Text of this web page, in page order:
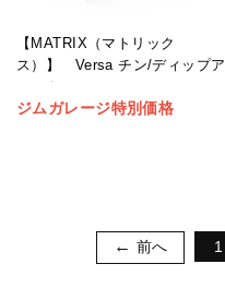
【MATRIX（マトリック
ス）】 Versa チン/ディップア
シスト
ジムガレージ特別価格
前へ 1